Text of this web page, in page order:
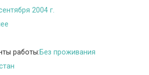
2004 г.
работы:Без проживания